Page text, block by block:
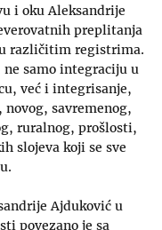
i oku Aleksandrije
preplitanja
različitim registrima.
samo integraciju u
već i integrisanje,
savremenog,
ruralnog, prošlosti,
slojeva koji se sve
Ajduković u
povezano je sa